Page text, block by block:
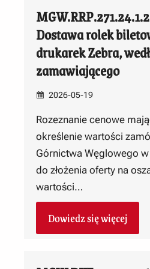
Dostawa rolek
drukarek Zebra,
zamawiającego
2026-05-19
Rozeznanie cenowe
określenie wartości
Górnictwa Węglowego
do złożenia oferty na
wartości…
Dowiedz się więcej